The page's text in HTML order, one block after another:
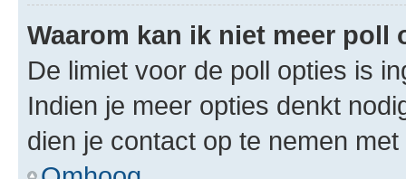
Waarom kan ik niet meer poll
De limiet voor de poll opties is
Indien je meer opties denkt
dien je contact op te nemen